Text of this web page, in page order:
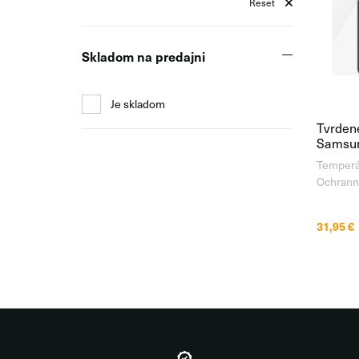
Reset
Skladom na predajni
Je skladom
31,95 €